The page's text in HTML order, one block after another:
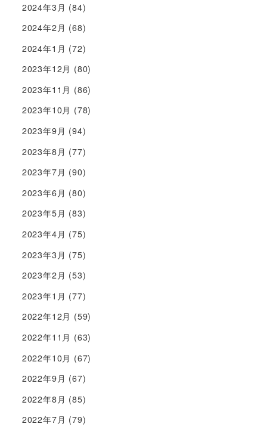
2024年3月 (84)
2024年2月 (68)
2024年1月 (72)
2023年12月 (80)
2023年11月 (86)
2023年10月 (78)
2023年9月 (94)
2023年8月 (77)
2023年7月 (90)
2023年6月 (80)
2023年5月 (83)
2023年4月 (75)
2023年3月 (75)
2023年2月 (53)
2023年1月 (77)
2022年12月 (59)
2022年11月 (63)
2022年10月 (67)
2022年9月 (67)
2022年8月 (85)
2022年7月 (79)